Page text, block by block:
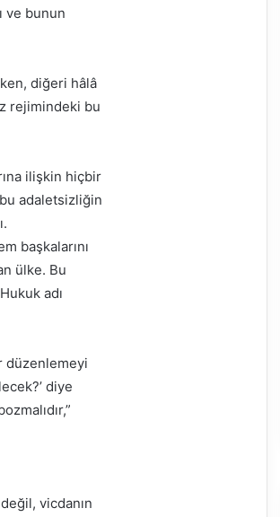
ve bunun
diğeri hâlâ
rejimindeki bu
ilişkin hiçbir
adaletsizliğin
başkalarını
ülke. Bu
adı
düzenlemeyi
diye
vicdanın